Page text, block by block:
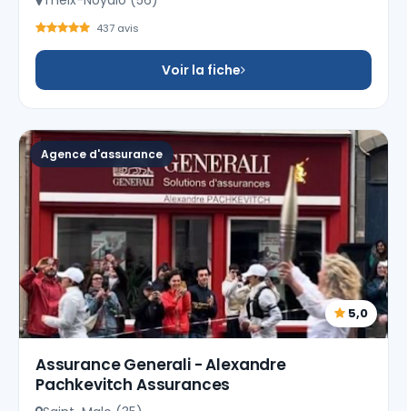
437 avis
Voir la fiche
Agence d'assurance
5,0
Assurance Generali - Alexandre
Pachkevitch Assurances